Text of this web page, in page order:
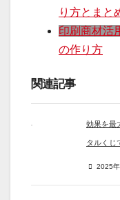
り方とまと
印刷商材活
の作り方
関連記事
効果を最
タルくじ
2025